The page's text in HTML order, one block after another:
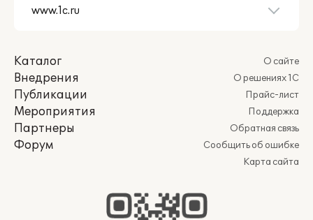
Каталог
Внедрения
Публикации
Мероприятия
Партнеры
Форум
О сайте
О решениях 1С
Прайс-лист
Поддержка
Обратная связь
Сообщить об ошибке
Карта сайта